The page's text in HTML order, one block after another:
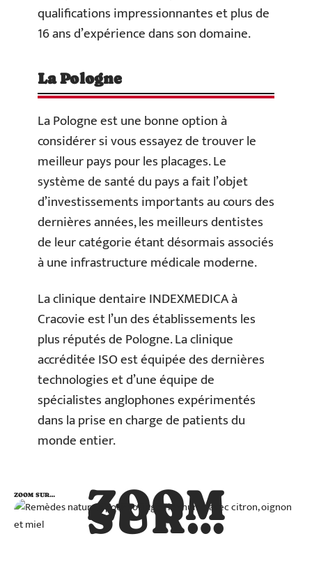
qualifications impressionnantes et plus de
16 ans d’expérience dans son domaine.
La Pologne
La Pologne est une bonne option à
considérer si vous essayez de trouver le
meilleur pays pour les placages. Le
système de santé du pays a fait l’objet
d’investissements importants au cours des
dernières années, les meilleurs dentistes
de leur catégorie étant désormais associés
à une infrastructure médicale moderne.
La clinique dentaire INDEXMEDICA à
Cracovie est l’un des établissements les
plus réputés de Pologne. La clinique
accréditée ISO est équipée des dernières
technologies et d’une équipe de
spécialistes anglophones expérimentés
dans la prise en charge de patients du
monde entier.
ZOOM
SUR…
ZOOM SUR…